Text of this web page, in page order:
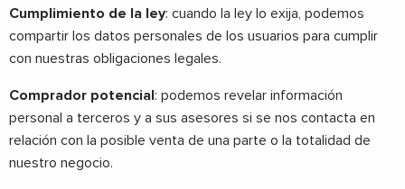
Cumplimiento de la ley: cuando la ley lo exija, podemos
compartir los datos personales de los usuarios para cumplir
con nuestras obligaciones legales.
Comprador potencial: podemos revelar información
personal a terceros y a sus asesores si se nos contacta en
relación con la posible venta de una parte o la totalidad de
nuestro negocio.